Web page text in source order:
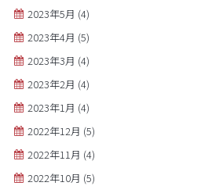
2023年5月 (4)
2023年4月 (5)
2023年3月 (4)
2023年2月 (4)
2023年1月 (4)
2022年12月 (5)
2022年11月 (4)
2022年10月 (5)